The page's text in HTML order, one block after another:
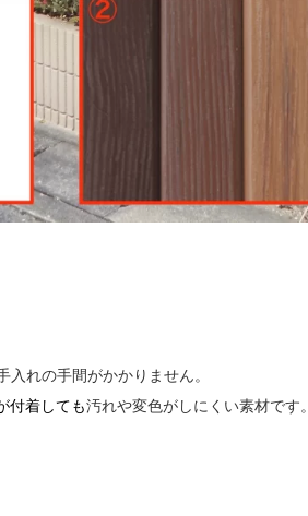
れの手間がかかりません。
付着しても汚れや変色がしにくい素材です。